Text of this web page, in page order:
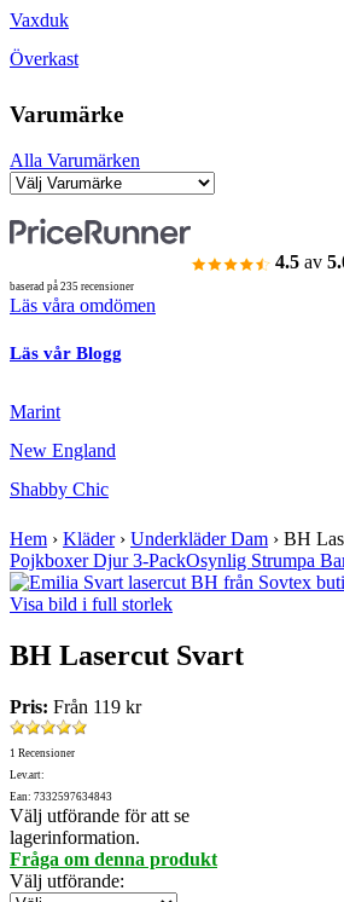
Vaxduk
Överkast
Varumärke
Alla Varumärken
4.5 av
baserad på 235 recensioner
Läs våra omdömen
Läs vår Blogg
Marint
New England
Shabby Chic
Hem › Kläder› Underkläder Dam › BH
Pojkboxer Djur 3-PackOsynlig Strumpa
Visa bild i full storlek
BH Lasercut Svart
Pris: Från 119 kr
1 Recensioner
Lev.art:
Ean: 7332597634843
Välj utförande för att se
lagerinformation.
Fråga om denna produkt
Välj utförande: